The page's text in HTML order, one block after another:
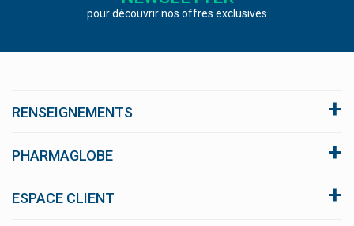
pour découvrir nos offres exclusives
RENSEIGNEMENTS
Nous respectons votre vie privée
PHARMAGLOBE
ESPACE CLIENT